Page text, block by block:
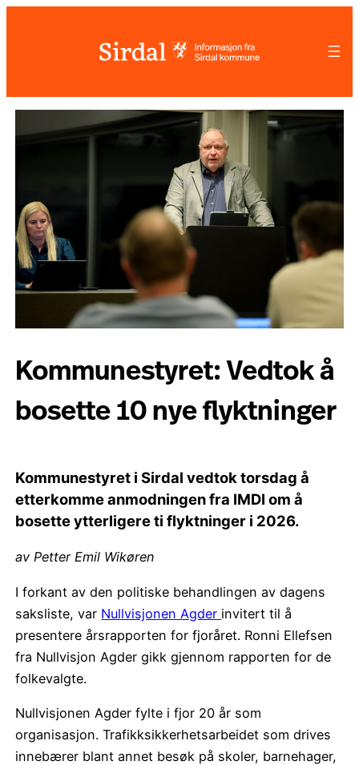
Kommunestyret: Vedtok å
bosette 10 nye flyktninger
Kommunestyret i Sirdal vedtok torsdag å
etterkomme anmodningen fra IMDI om å
bosette ytterligere ti flyktninger i 2026.
av Petter Emil Wikøren
I forkant av den politiske behandlingen av dagens
saksliste, var Nullvisjonen Agder invitert til å
presentere årsrapporten for fjoråret. Ronni Ellefsen
fra Nullvisjon Agder gikk gjennom rapporten for de
folkevalgte.
Nullvisjonen Agder fylte i fjor 20 år som
organisasjon. Trafikksikkerhetsarbeidet som drives
innebærer blant annet besøk på skoler, barnehager,